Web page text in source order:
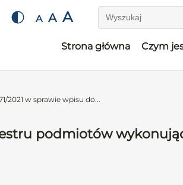
A A A Wyszukaj
Strona główna Czym
2021 w sprawie wpisu do...
podmiotów